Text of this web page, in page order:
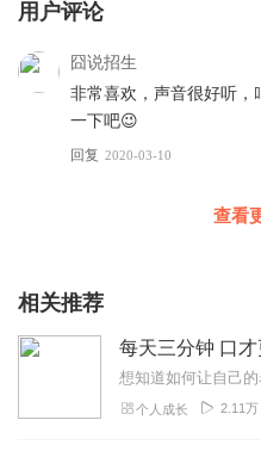
用户评论
囧说招生
非常喜欢，声音很好听，
一下吧😉
回复 2020-03-10
查看
相关推荐
每天三分钟 口
个人成长 2.11万